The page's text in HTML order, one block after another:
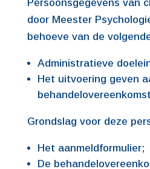
Persoonsgegevens van
door Meester
behoeve van de
Administratieve
Het uitvoering geven
Grondslag voor deze
Het aanmeldformulier;
De